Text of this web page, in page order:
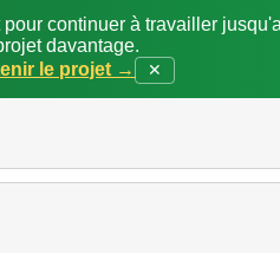
continuer à travailler
davantage.
le projet →
✕